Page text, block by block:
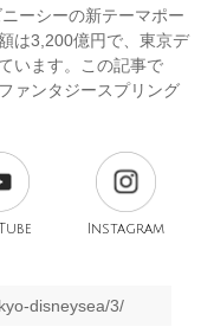
ーシーの新テーマポー
は3,200億円で、東京デ
います。この記事で
ァンタジースプリング
Instagram
disneysea/3/